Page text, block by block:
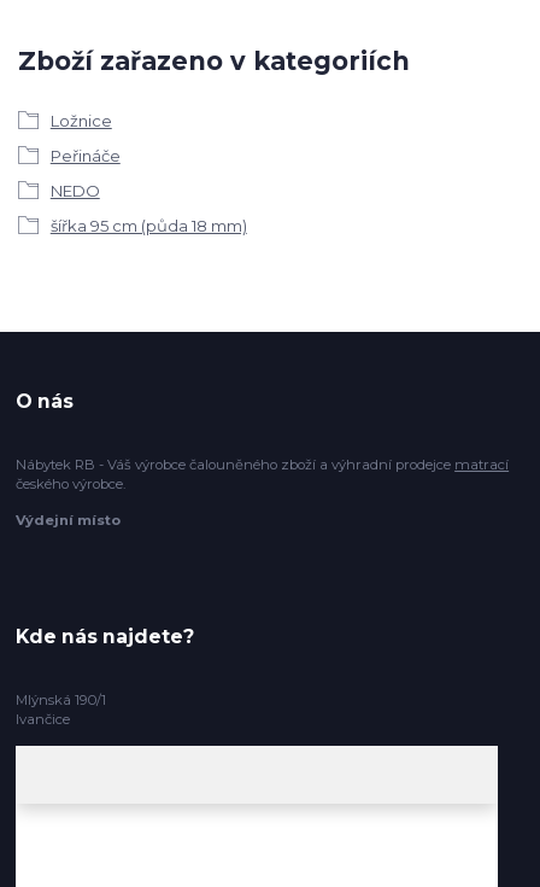
Zboží zařazeno v kategoriích
Ložnice
Peřináče
NEDO
šířka 95 cm (půda 18 mm)
O nás
Nábytek RB - Váš výrobce čalouněného zboží a výhradní prodejce matrací
českého výrobce.
Výdejní místo
Kde nás najdete?
Mlýnská 190/1
Ivančice